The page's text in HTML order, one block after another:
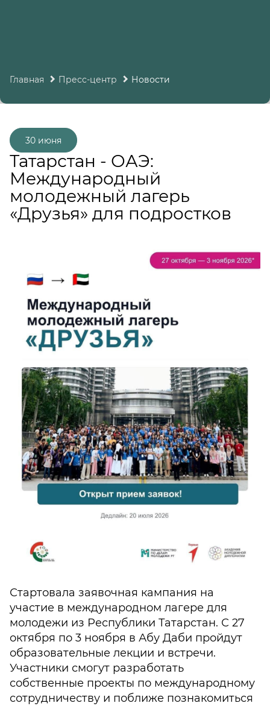
Главная Пресс-центр Новости
Татарстан - ОАЭ:
Международный
молодежный лагерь
«Друзья» для подростков
30 июня
Стартовала заявочная кампания на
участие в международном лагере для
молодежи из Республики Татарстан. С 27
октября по 3 ноября в Абу Даби пройдут
образовательные лекции и встречи.
Участники смогут разработать
собственные проекты по международному
сотрудничеству и поближе познакомиться